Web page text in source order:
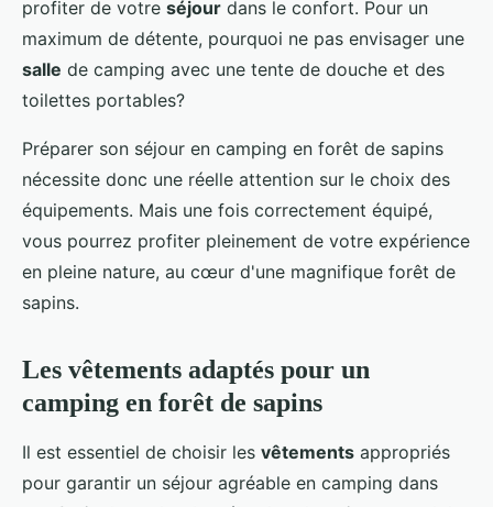
profiter de votre séjour dans le confort. Pour un
maximum de détente, pourquoi ne pas envisager une
salle de camping avec une tente de douche et des
toilettes portables?
Préparer son séjour en camping en forêt de sapins
nécessite donc une réelle attention sur le choix des
équipements. Mais une fois correctement équipé,
vous pourrez profiter pleinement de votre expérience
en pleine nature, au cœur d'une magnifique forêt de
sapins.
Les vêtements adaptés pour un
camping en forêt de sapins
Il est essentiel de choisir les vêtements appropriés
pour garantir un séjour agréable en camping dans